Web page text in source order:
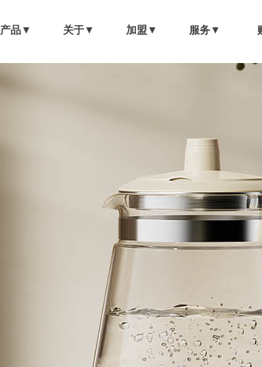
产品▼ 关于▼ 加盟▼ 服务▼